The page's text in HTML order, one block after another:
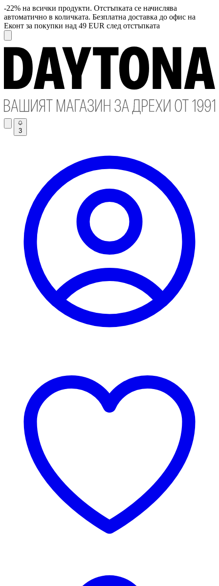
-22% на всички продукти. Отстъпката се начислява
автоматично в количката. Безплатна доставка до офис на
Еконт за покупки над 49 EUR след отстъпката
3